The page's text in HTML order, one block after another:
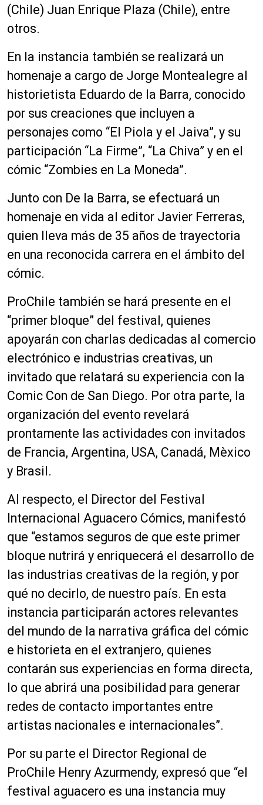
(Chile) Juan Enrique Plaza (Chile), entre
otros.
En la instancia también se realizará un
homenaje a cargo de Jorge Montealegre al
historietista Eduardo de la Barra, conocido
por sus creaciones que incluyen a
personajes como “El Piola y el Jaiva”, y su
participación “La Firme”, “La Chiva” y en el
cómic “Zombies en La Moneda”.
Junto con De la Barra, se efectuará un
homenaje en vida al editor Javier Ferreras,
quien lleva más de 35 años de trayectoria
en una reconocida carrera en el ámbito del
cómic.
ProChile también se hará presente en el
“primer bloque” del festival, quienes
apoyarán con charlas dedicadas al comercio
electrónico e industrias creativas, un
invitado que relatará su experiencia con la
Comic Con de San Diego. Por otra parte, la
organización del evento revelará
prontamente las actividades con invitados
de Francia, Argentina, USA, Canadá, Mèxico
y Brasil.
Al respecto, el Director del Festival
Internacional Aguacero Cómics, manifestó
que “estamos seguros de que este primer
bloque nutrirá y enriquecerá el desarrollo de
las industrias creativas de la región, y por
qué no decirlo, de nuestro país. En esta
instancia participarán actores relevantes
del mundo de la narrativa gráfica del cómic
e historieta en el extranjero, quienes
contarán sus experiencias en forma directa,
lo que abrirá una posibilidad para generar
redes de contacto importantes entre
artistas nacionales e internacionales”.
Por su parte el Director Regional de
ProChile Henry Azurmendy, expresó que “el
festival aguacero es una instancia muy